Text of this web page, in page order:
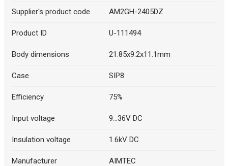
Supplier's product code AM2GH-2405DZ
Product ID U-111494
Body dimensions 21.85x9.2x11.1mm
Case SIP8
Efficiency 75%
Input voltage 9...36V DC
Insulation voltage 1.6kV DC
Manufacturer AIMTEC